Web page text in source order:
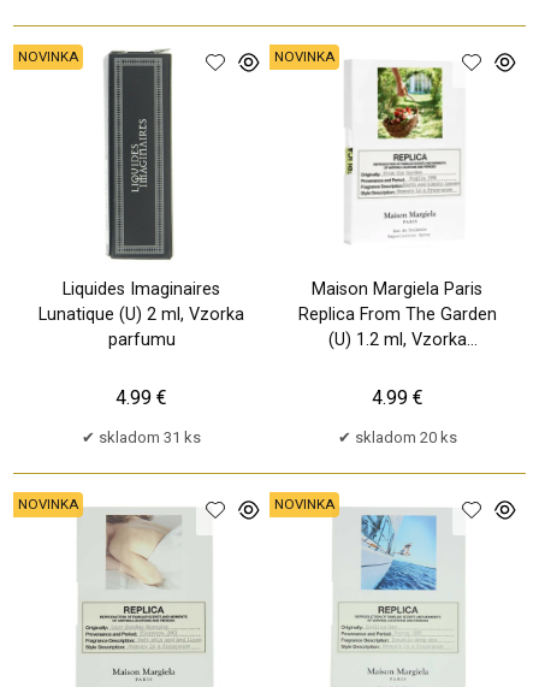
Liquides Imaginaires
Lunatique (U) 2 ml, Vzorka
parfumu
NOVINKA
skladom 31 ks
4.99 €
Maison Margiela Paris
Replica From The Garden
(U) 1.2 ml, Vzorka
NOVINKA
skladom 20 ks
4.99 €
NOVINKA NOVINKA